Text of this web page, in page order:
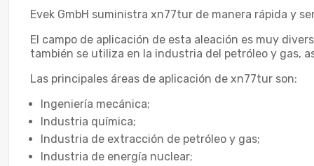
Evek GmbH suministra xn77tur de manera rápida y
El campo de aplicación de esta aleación es muy
también se utiliza en la industria del petróleo y gas,
Las principales áreas de aplicación de xn77tur son:
Ingeniería mecánica;
Industria química;
Industria de extracción de petróleo y gas;
Industria de energía nuclear;